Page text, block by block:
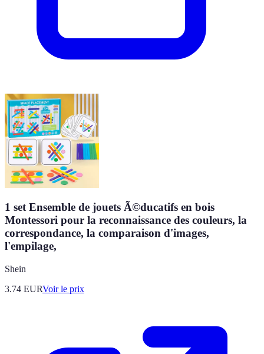
1 set Ensemble de jouets Ã©ducatifs en bois
Montessori pour la reconnaissance des couleurs, la
correspondance, la comparaison d'images,
l'empilage,
Shein
3.74 EURVoir le prix